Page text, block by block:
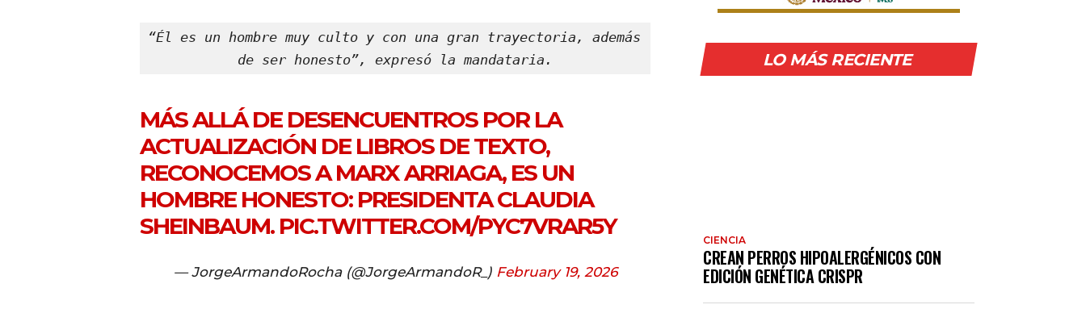
“Él es un hombre muy culto y con una gran trayectoria, además
de ser honesto”, expresó la mandataria.
MÁS ALLÁ DE DESENCUENTROS POR LA
ACTUALIZACIÓN DE LIBROS DE TEXTO,
RECONOCEMOS A MARX ARRIAGA, ES UN
HOMBRE HONESTO: PRESIDENTA CLAUDIA
SHEINBAUM. PIC.TWITTER.COM/PYC7VRAR5Y
— JorgeArmandoRocha (@JorgeArmandoR_) February 19, 2026
LO MÁS RECIENTE
CIENCIA
CREAN PERROS HIPOALERGÉNICOS CON
EDICIÓN GENÉTICA CRISPR